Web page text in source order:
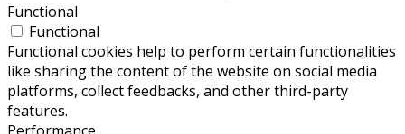
Functional
Functional
Functional cookies help to perform certain functionalities
like sharing the content of the website on social media
platforms, collect feedbacks, and other third-party
features.